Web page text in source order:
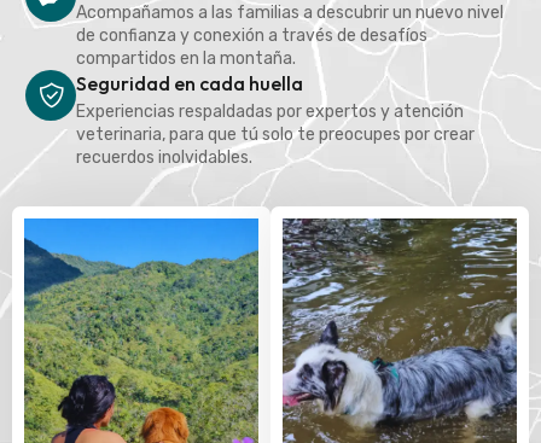
Acompañamos a las familias a descubrir un nuevo nivel
de confianza y conexión a través de desafíos
compartidos en la montaña.
Seguridad en cada huella
Experiencias respaldadas por expertos y atención
veterinaria, para que tú solo te preocupes por crear
recuerdos inolvidables.